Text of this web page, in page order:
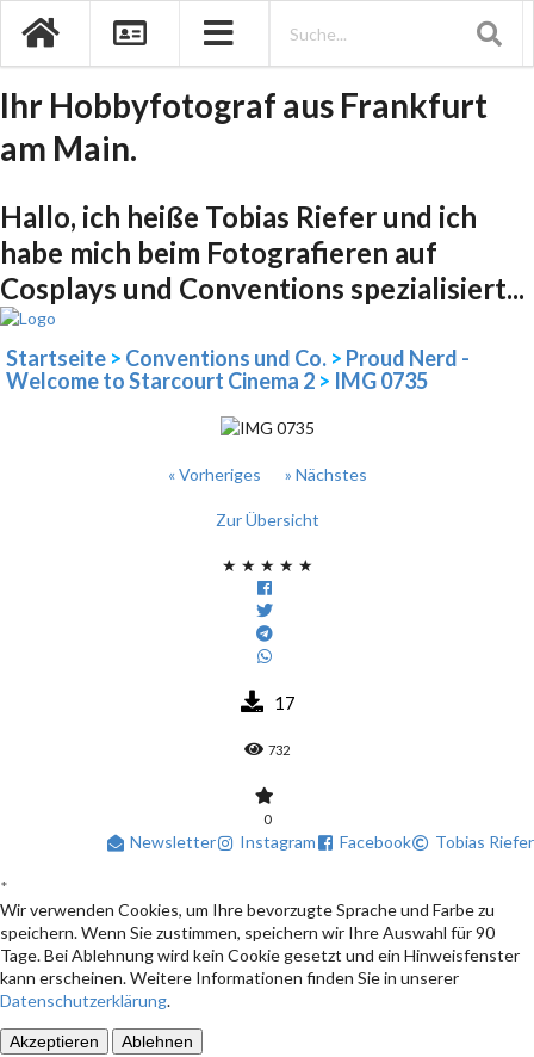
Ihr Hobbyfotograf aus Frankfurt
am Main.
Hallo, ich heiße Tobias Riefer und ich
habe mich beim Fotografieren auf
Cosplays und Conventions spezialisiert...
Startseite > Conventions und Co. > Proud Nerd -
Welcome to Starcourt Cinema 2 > IMG 0735
« Vorheriges » Nächstes
Zur Übersicht
★ ★ ★ ★ ★
17
732
0
Newsletter Instagram Facebook Tobias Riefer
*
Wir verwenden Cookies, um Ihre bevorzugte Sprache und Farbe zu
speichern. Wenn Sie zustimmen, speichern wir Ihre Auswahl für 90
Tage. Bei Ablehnung wird kein Cookie gesetzt und ein Hinweisfenster
kann erscheinen. Weitere Informationen finden Sie in unserer
Datenschutzerklärung.
Akzeptieren Ablehnen